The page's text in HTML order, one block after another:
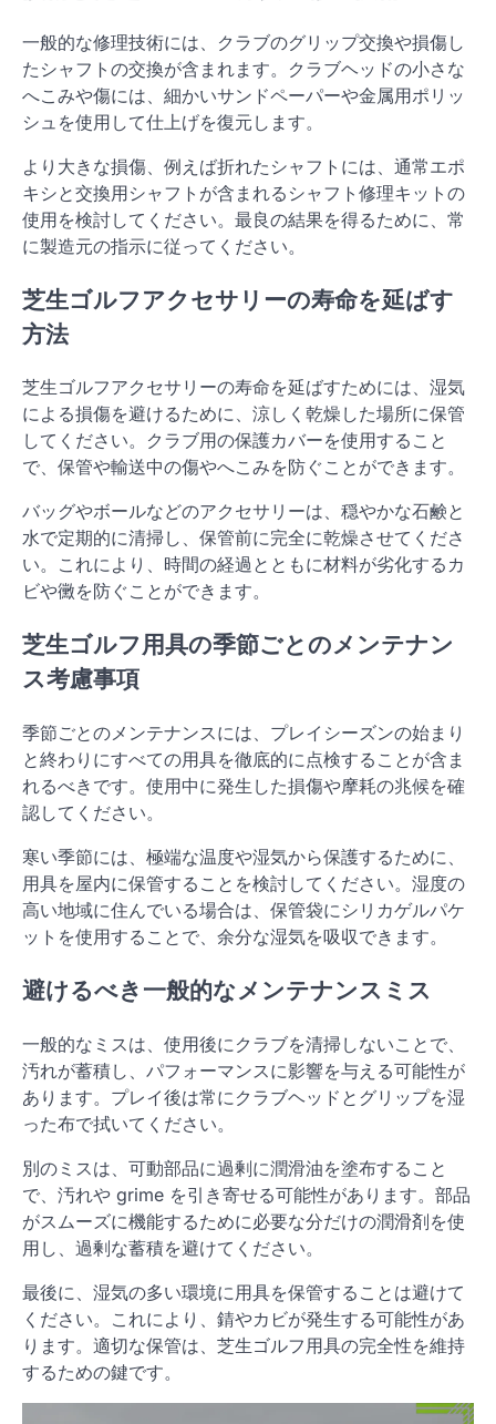
一般的な修理技術には、クラブのグリップ交換や損傷し
たシャフトの交換が含まれます。クラブヘッドの小さな
へこみや傷には、細かいサンドペーパーや金属用ポリッ
シュを使用して仕上げを復元します。
より大きな損傷、例えば折れたシャフトには、通常エポ
キシと交換用シャフトが含まれるシャフト修理キットの
使用を検討してください。最良の結果を得るために、常
に製造元の指示に従ってください。
芝生ゴルフアクセサリーの寿命を延ばす
方法
芝生ゴルフアクセサリーの寿命を延ばすためには、湿気
による損傷を避けるために、涼しく乾燥した場所に保管
してください。クラブ用の保護カバーを使用すること
で、保管や輸送中の傷やへこみを防ぐことができます。
バッグやボールなどのアクセサリーは、穏やかな石鹸と
水で定期的に清掃し、保管前に完全に乾燥させてくださ
い。これにより、時間の経過とともに材料が劣化するカ
ビや黴を防ぐことができます。
芝生ゴルフ用具の季節ごとのメンテナン
ス考慮事項
季節ごとのメンテナンスには、プレイシーズンの始まり
と終わりにすべての用具を徹底的に点検することが含ま
れるべきです。使用中に発生した損傷や摩耗の兆候を確
認してください。
寒い季節には、極端な温度や湿気から保護するために、
用具を屋内に保管することを検討してください。湿度の
高い地域に住んでいる場合は、保管袋にシリカゲルパケ
ットを使用することで、余分な湿気を吸収できます。
避けるべき一般的なメンテナンスミス
一般的なミスは、使用後にクラブを清掃しないことで、
汚れが蓄積し、パフォーマンスに影響を与える可能性が
あります。プレイ後は常にクラブヘッドとグリップを湿
った布で拭いてください。
別のミスは、可動部品に過剰に潤滑油を塗布すること
で、汚れや grime を引き寄せる可能性があります。部品
がスムーズに機能するために必要な分だけの潤滑剤を使
用し、過剰な蓄積を避けてください。
最後に、湿気の多い環境に用具を保管することは避けて
ください。これにより、錆やカビが発生する可能性があ
ります。適切な保管は、芝生ゴルフ用具の完全性を維持
するための鍵です。